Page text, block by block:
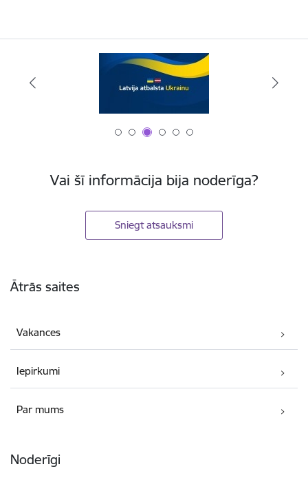
Vai šī informācija bija noderīga?
Sniegt atsauksmi
Ātrās saites
Vakances
Iepirkumi
Par mums
Noderīgi